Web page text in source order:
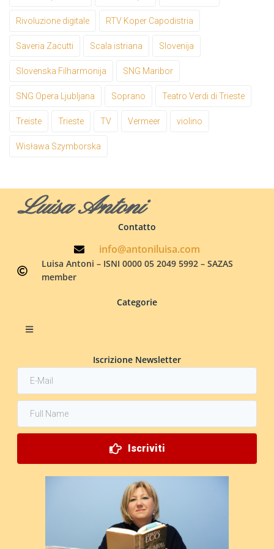
Rivoluzione digitale RTV Koper Capodistria
Saveria Zacutti Scala istriana Slovenija
Slovenska Filharmonija SNG Maribor
SNG Opera Ljubljana Soprano Teatro Verdi di Trieste
Treiste Trieste TV Vermeer violino
Wisława Szymborska
Luisa Antoni
Contatto
info@antoniluisa.com
Luisa Antoni – ISNI 0000 05 2049 5992 – SAZAS
member
Categorie
Iscrizione Newsletter
Iscriviti